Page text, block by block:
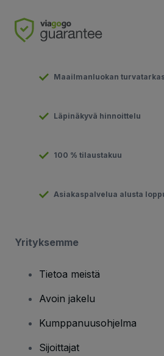
Maailmanluokan
Läpinäkyvä hinnoittelu
100 % tilaustakuu
Asiakaspalvelua alusta
Yrityksemme
Tietoa meistä
Avoin jakelu
Kumppanuusohjelma
Sijoittajat